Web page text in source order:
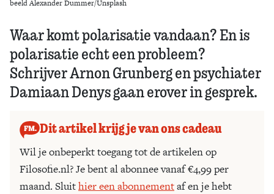
beeld Alexander Dummer/Unsplash
Waar komt polarisatie vandaan? En is
polarisatie echt een probleem?
Schrijver Arnon Grunberg en psychiater
Damiaan Denys gaan erover in gesprek.
Dit artikel krijg je van ons cadeau
Wil je onbeperkt toegang tot de artikelen op
Filosofie.nl? Je bent al abonnee vanaf €4,99 per
maand. Sluithier een abonnementaf en je hebt